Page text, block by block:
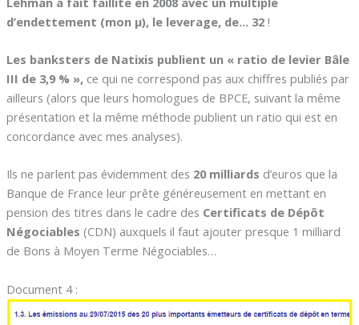
d’endettement (mon µ), le leverage, de… 32!
Les banksters de Natixis publient un « ratio de levier Bâle
III de 3,9 % », ce qui ne correspond pas aux chiffres publiés par
ailleurs (alors que leurs homologues de BPCE, suivant la même
présentation et la même méthode publient un ratio qui est en
concordance avec mes analyses).
Ils ne parlent pas évidemment des 20 milliards d’euros que la
Banque de France leur prête généreusement en mettant en
pension des titres dans le cadre des Certificats de Dépôt
Négociables (CDN) auxquels il faut ajouter presque 1 milliard
de Bons à Moyen Terme Négociables…
Document 4 :